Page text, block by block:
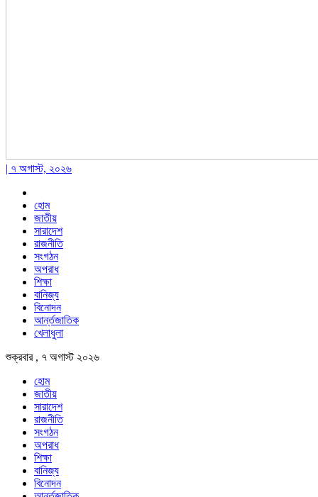
| ৭ অগাস্ট, ২০২৬
হোম
জাতীয়
সারাদেশ
রাজনীতি
সংগঠন
অপরাধ
শিক্ষা
বানিজ্য
বিনোদন
আর্ন্তজাতিক
খেলাধুলা
শুক্রবার , ৭ অগাস্ট ২০২৬
হোম
জাতীয়
সারাদেশ
রাজনীতি
সংগঠন
অপরাধ
শিক্ষা
বানিজ্য
বিনোদন